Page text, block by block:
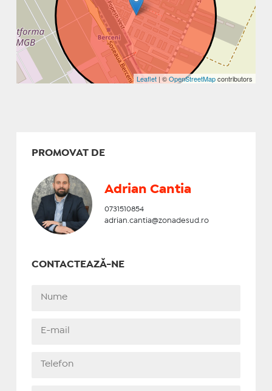
Leaflet | ©OpenStreetMapcontributors
PROMOVAT DE
Adrian Cantia
0731510854
adrian.cantia@zonadesud.ro
CONTACTEAZĂ-NE